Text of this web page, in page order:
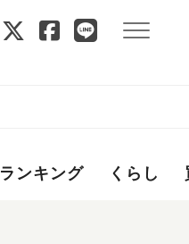
ランキング くらし